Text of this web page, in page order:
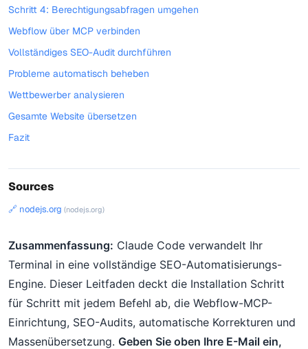
Schritt 4: Berechtigungsabfragen umgehen
Webflow über MCP verbinden
Vollständiges SEO-Audit durchführen
Probleme automatisch beheben
Wettbewerber analysieren
Gesamte Website übersetzen
Fazit
Sources
🔗 nodejs.org (nodejs.org)
Zusammenfassung: Claude Code verwandelt Ihr
Terminal in eine vollständige SEO-Automatisierungs-
Engine. Dieser Leitfaden deckt die Installation Schritt
für Schritt mit jedem Befehl ab, die Webflow-MCP-
Einrichtung, SEO-Audits, automatische Korrekturen und
Massenübersetzung. Geben Sie oben Ihre E-Mail ein,